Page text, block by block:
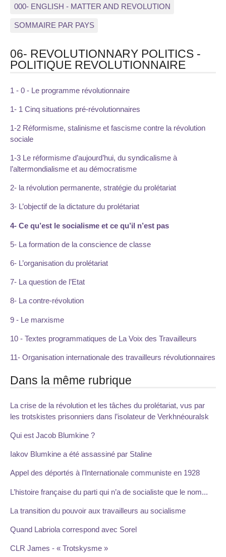
000- ENGLISH - MATTER AND REVOLUTION
SOMMAIRE PAR PAYS
06- REVOLUTIONNARY POLITICS -
POLITIQUE REVOLUTIONNAIRE
1 - 0 - Le programme révolutionnaire
1- 1 Cinq situations pré-révolutionnaires
1-2 Réformisme, stalinisme et fascisme contre la révolution
sociale
1-3 Le réformisme d’aujourd’hui, du syndicalisme à
l’altermondialisme et au démocratisme
2- la révolution permanente, stratégie du prolétariat
3- L’objectif de la dictature du prolétariat
4- Ce qu’est le socialisme et ce qu’il n’est pas
5- La formation de la conscience de classe
6- L’organisation du prolétariat
7- La question de l’Etat
8- La contre-révolution
9 - Le marxisme
10 - Textes programmatiques de La Voix des Travailleurs
11- Organisation internationale des travailleurs révolutionnaires
Dans la même rubrique
La crise de la révolution et les tâches du prolétariat, vus par
les trotskistes prisonniers dans l’isolateur de Verkhnéouralsk
Qui est Jacob Blumkine ?
Iakov Blumkine a été assassiné par Staline
Appel des déportés à l’Internationale communiste en 1928
L’histoire française du parti qui n’a de socialiste que le nom...
La transition du pouvoir aux travailleurs au socialisme
Quand Labriola correspond avec Sorel
CLR James - « Trotskysme »